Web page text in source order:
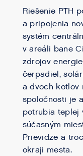
Riešenie PTH
a pripojenia
systém
v areáli bane
zdrojov
čerpadiel,
a dvoch kotlov
spoločnosti je
potrubia teplej
súčasným
Prievidze a
okraji mesta.